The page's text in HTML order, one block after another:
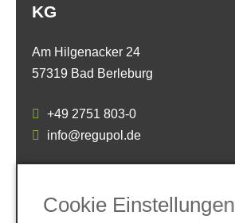
KG
Am Hilgenacker 24
57319 Bad Berleburg
+49 2751 803-0
info@regupol.de
SOCIAL MEDIA
Cookie Einstellungen